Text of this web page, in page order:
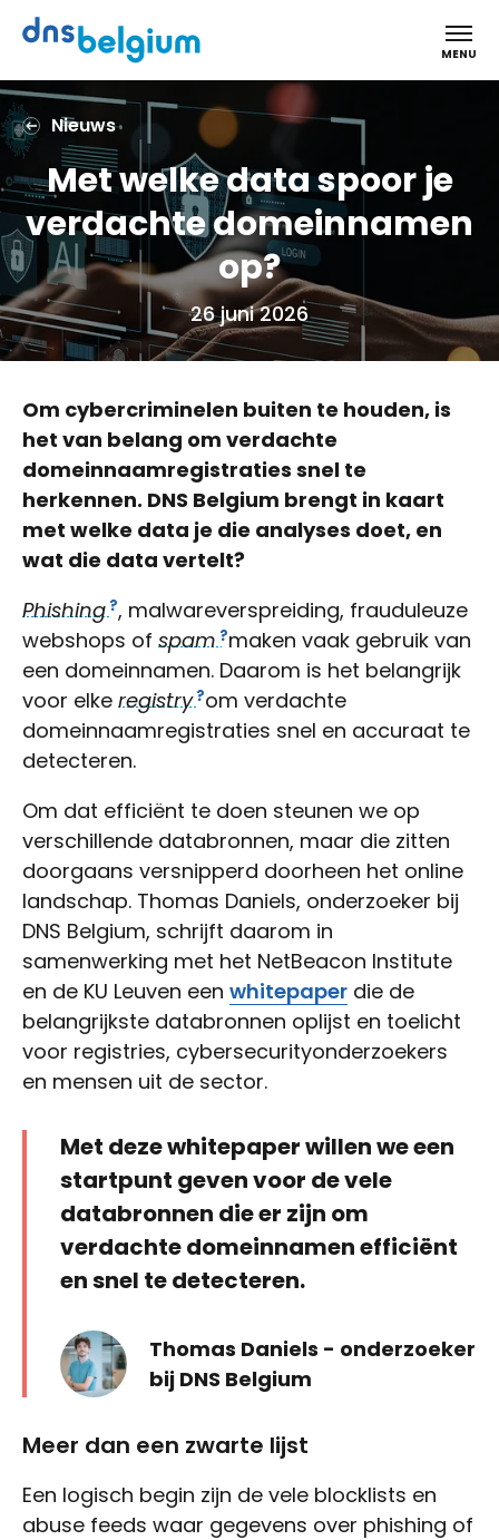
DNS Belgium
MENU
Nieuws
Met welke data spoor je
verdachte domeinnamen
op?
26 juni 2026
Om cybercriminelen buiten te houden, is
het van belang om verdachte
domeinnaamregistraties snel te
herkennen. DNS Belgium brengt in kaart
met welke data je die analyses doet, en
wat die data vertelt?
Phishing, malwareverspreiding, frauduleuze
webshops of spammaken vaak gebruik van
een domeinnamen. Daarom is het belangrijk
voor elke registryom verdachte
domeinnaamregistraties snel en accuraat te
detecteren.
Om dat efficiënt te doen steunen we op
verschillende databronnen, maar die zitten
doorgaans versnipperd doorheen het online
landschap. Thomas Daniels, onderzoeker bij
DNS Belgium, schrijft daarom in
samenwerking met het NetBeacon Institute
en de KU Leuven een whitepaper die de
belangrijkste databronnen oplijst en toelicht
voor registries, cybersecurityonderzoekers
en mensen uit de sector.
Met deze whitepaper willen we een
startpunt geven voor de vele
databronnen die er zijn om
verdachte domeinnamen efficiënt
en snel te detecteren.
Thomas Daniels - onderzoeker
bij DNS Belgium
Meer dan een zwarte lijst
Een logisch begin zijn de vele blocklists en
abuse feeds waar gegevens over phishing of